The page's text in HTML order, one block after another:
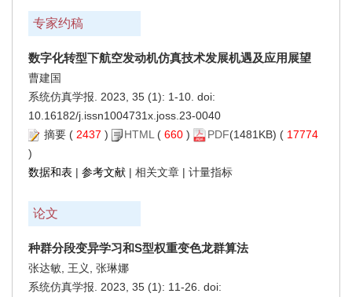
专家约稿
数字化转型下航空发动机仿真技术发展机遇及应用展望
曹建国
系统仿真学报. 2023, 35 (1): 1-10. doi:
10.16182/j.issn1004731x.joss.23-0040
摘要 ( 2437 ) HTML ( 660 ) PDF(1481KB) ( 17774
)
数据和表 | 参考文献 | 相关文章 | 计量指标
论文
种群分段变异学习和S型权重变色龙群算法
张达敏, 王义, 张琳娜
系统仿真学报. 2023, 35 (1): 11-26. doi: